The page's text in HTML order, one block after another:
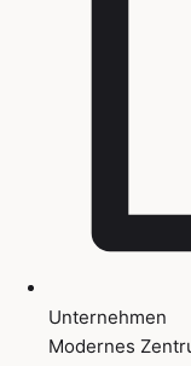
Unternehmen
Modernes